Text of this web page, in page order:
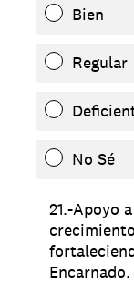
Bien
Regular
No Sé
21.-Apoyo
Encarnado.